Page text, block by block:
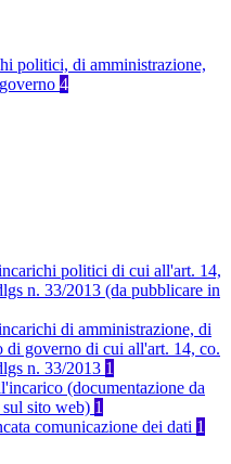
politici, di amministrazione,
4
politici di cui all'art. 14,
n. 33/2013 (da pubblicare in
di amministrazione, di
di governo di cui all'art. 14, co.
n. 33/2013 1
(documentazione da
sito web) 1
comunicazione dei dati 1